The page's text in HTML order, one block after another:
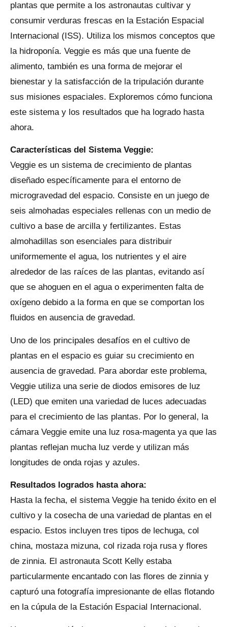
plantas que permite a los astronautas cultivar y
consumir verduras frescas en la Estación Espacial
Internacional (ISS). Utiliza los mismos conceptos que
la hidroponía. Veggie es más que una fuente de
alimento, también es una forma de mejorar el
bienestar y la satisfacción de la tripulación durante
sus misiones espaciales. Exploremos cómo funciona
este sistema y los resultados que ha logrado hasta
ahora.
Características del Sistema Veggie:
Veggie es un sistema de crecimiento de plantas
diseñado específicamente para el entorno de
microgravedad del espacio. Consiste en un juego de
seis almohadas especiales rellenas con un medio de
cultivo a base de arcilla y fertilizantes. Estas
almohadillas son esenciales para distribuir
uniformemente el agua, los nutrientes y el aire
alrededor de las raíces de las plantas, evitando así
que se ahoguen en el agua o experimenten falta de
oxígeno debido a la forma en que se comportan los
fluidos en ausencia de gravedad.
Uno de los principales desafíos en el cultivo de
plantas en el espacio es guiar su crecimiento en
ausencia de gravedad. Para abordar este problema,
Veggie utiliza una serie de diodos emisores de luz
(LED) que emiten una variedad de luces adecuadas
para el crecimiento de las plantas. Por lo general, la
cámara Veggie emite una luz rosa-magenta ya que las
plantas reflejan mucha luz verde y utilizan más
longitudes de onda rojas y azules.
Resultados logrados hasta ahora:
Hasta la fecha, el sistema Veggie ha tenido éxito en el
cultivo y la cosecha de una variedad de plantas en el
espacio. Estos incluyen tres tipos de lechuga, col
china, mostaza mizuna, col rizada roja rusa y flores
de zinnia. El astronauta Scott Kelly estaba
particularmente encantado con las flores de zinnia y
capturó una fotografía impresionante de ellas flotando
en la cúpula de la Estación Espacial Internacional.